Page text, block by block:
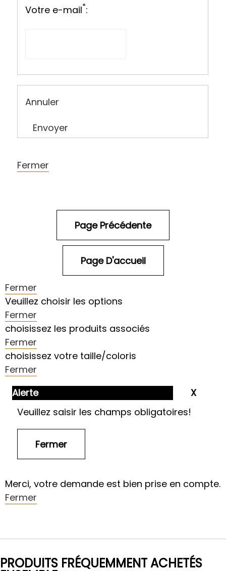
Votre e-mail*:
Annuler
Envoyer
Fermer
Fermer
Veuillez choisir les options
Fermer
choisissez les produits associés
Fermer
choisissez votre taille/coloris
Fermer
Alerte
Veuillez saisir les champs obligatoires!
Merci, votre demande est bien prise en compte.
Fermer
PRODUITS FRÉQUEMMENT ACHETÉS